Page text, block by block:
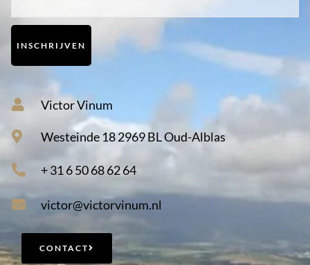
INSCHRIJVEN
Victor Vinum
Westeinde 18 2969 BL Oud-Alblas
+ 31 6 50 68 62 64
victor@victorvinum.nl
CONTACT